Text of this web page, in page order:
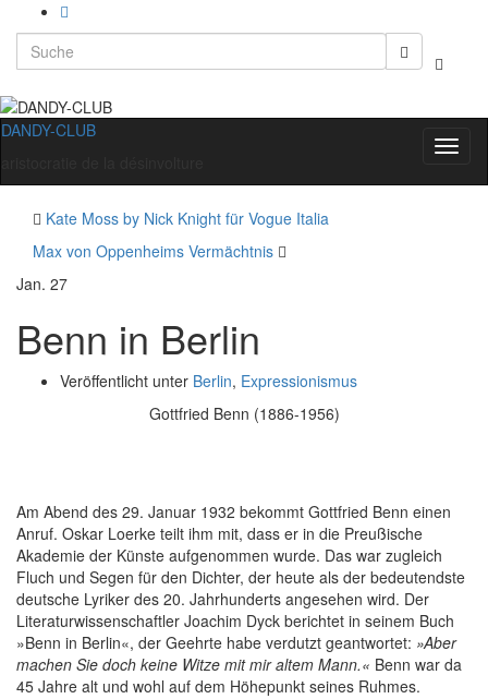
Search
for:
DANDY-CLUB
Kate Moss by Nick Knight für Vogue Italia
Max von Oppenheims Vermächtnis
Jan. 27
Benn in Berlin
Veröffentlicht unter Berlin, Expressionismus
Gottfried Benn (1886-1956)
Am Abend des 29. Januar 1932 bekommt Gottfried Benn einen
Anruf. Oskar Loerke teilt ihm mit, dass er in die Preußische
Akademie der Künste aufgenommen wurde. Das war zugleich
Fluch und Segen für den Dichter, der heute als der bedeutendste
deutsche Lyriker des 20. Jahrhunderts angesehen wird. Der
Literaturwissenschaftler Joachim Dyck berichtet in seinem Buch
»Benn in Berlin«, der Geehrte habe verdutzt geantwortet: »Aber
machen Sie doch keine Witze mit mir altem Mann.« Benn war da
45 Jahre alt und wohl auf dem Höhepunkt seines Ruhmes.